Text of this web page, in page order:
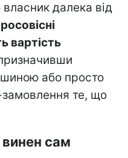
далека від
вартість
або просто
те, що
винен сам